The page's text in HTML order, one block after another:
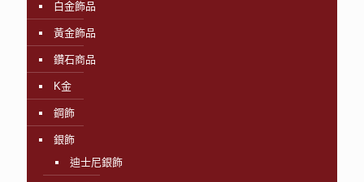
白金飾品
黃金飾品
鑽石商品
K金
鋼飾
銀飾
迪士尼銀飾